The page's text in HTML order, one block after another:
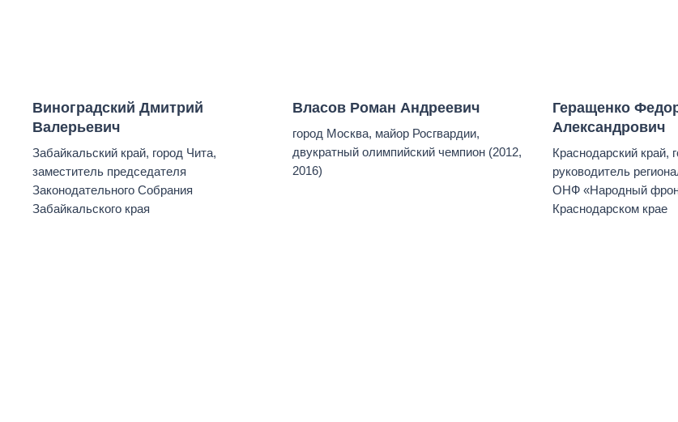
Виноградский Дмитрий
Валерьевич
Забайкальский край, город Чита,
заместитель председателя
Законодательного Собрания
Забайкальского края
Власов Роман Андреевич
город Москва, майор Росгвардии,
двукратный олимпийский чемпион (2012,
2016)
Геращенко
Александрович
Краснодарский край,
руководитель
ОНФ «Народный
Краснодарском крае